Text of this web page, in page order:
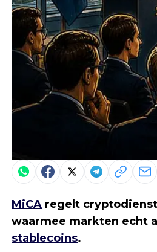
MiCA regelt
waarmee markten echt
stablecoins.